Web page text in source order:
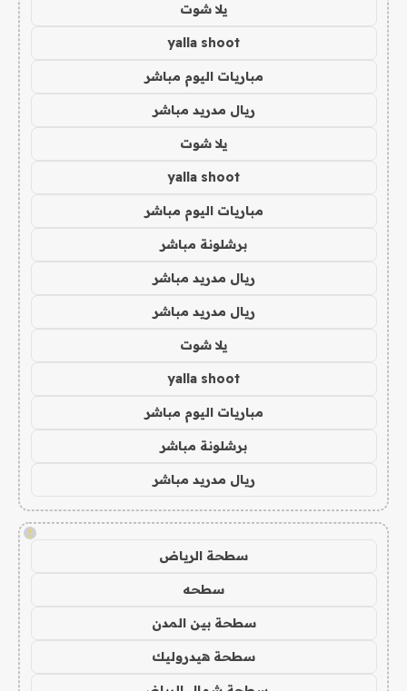
يلا شوت
yalla shoot
مباريات اليوم مباشر
ريال مدريد مباشر
يلا شوت
yalla shoot
مباريات اليوم مباشر
برشلونة مباشر
ريال مدريد مباشر
ريال مدريد مباشر
يلا شوت
yalla shoot
مباريات اليوم مباشر
برشلونة مباشر
ريال مدريد مباشر
!
سطحة الرياض
سطحه
سطحة بين المدن
سطحة هيدروليك